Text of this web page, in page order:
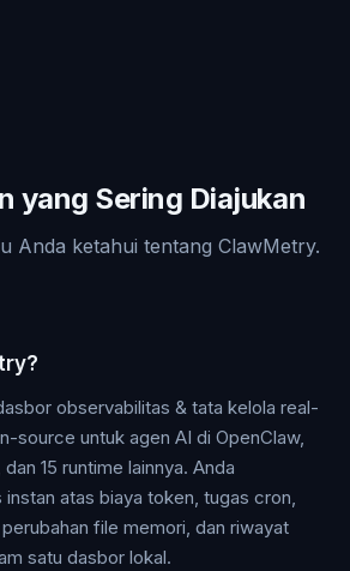
yang Sering Diajukan
Anda ketahui tentang ClawMetry.
observabilitas & tata kelola real-
source untuk agen AI di OpenClaw,
15 runtime lainnya. Anda
atas biaya token, tugas cron,
file memori, dan riwayat
satu dasbor lokal.